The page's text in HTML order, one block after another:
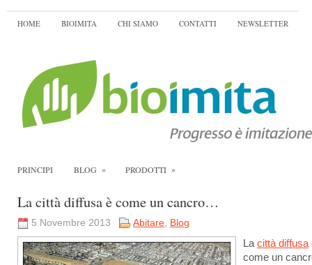
HOME BIOIMITA CHI SIAMO CONTATTI NEWSLETTER
PRINCIPI BLOG » PRODOTTI »
La città diffusa è come un cancro…
5 Novembre 2013 Abitare, Blog
La città diffusa
come un